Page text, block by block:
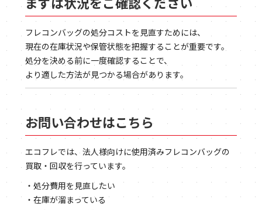
フレコンバッグの処分コストを見直すためには、
現在の在庫状況や保管状態を把握することが重要です。
処分を決める前に一度確認することで、
より適した方法が見つかる場合があります。
お問い合わせはこちら
エコフレでは、法人様向けに使用済みフレコンバッグの
買取・回収を行っています。
・処分費用を見直したい
・在庫が溜まっている